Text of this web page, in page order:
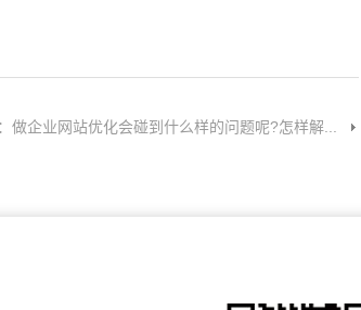
做企业网站优化会碰到什么样的问题呢?怎样解...